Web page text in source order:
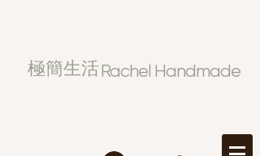
極簡生活Rachel Handmade